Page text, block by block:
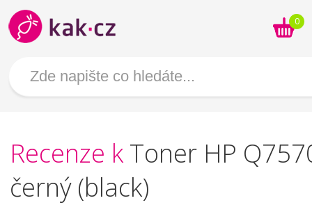
0
Recenze k Toner HP
černý (black)